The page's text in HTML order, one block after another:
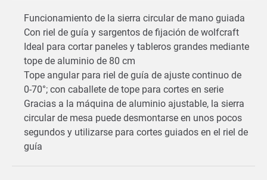
Funcionamiento de la sierra circular de mano guiada
Con riel de guía y sargentos de fijación de wolfcraft
Ideal para cortar paneles y tableros grandes mediante
tope de aluminio de 80 cm
Tope angular para riel de guía de ajuste continuo de
0-70°; con caballete de tope para cortes en serie
Gracias a la máquina de aluminio ajustable, la sierra
circular de mesa puede desmontarse en unos pocos
segundos y utilizarse para cortes guiados en el riel de
guía